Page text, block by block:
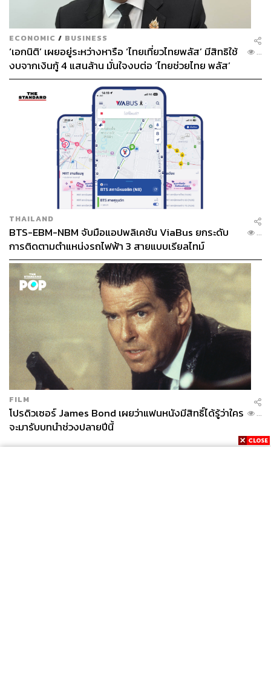
ECONOMIC / BUSINESS
‘เอกนิติ’ เผยอยู่ระหว่างหารือ ‘ไทยเที่ยวไทยพลัส’ มีสิทธิใช้
งบจากเงินกู้ 4 แสนล้าน มั่นใจงบต่อ ‘ไทยช่วยไทย พลัส’
เฟส 2 มีเพียงพอ
...
THAILAND
BTS-EBM-NBM จับมือแอปพลิเคชัน ViaBus ยกระดับ
การติดตามตำแหน่งรถไฟฟ้า 3 สายแบบเรียลไทม์
...
FILM
โปรดิวเซอร์ James Bond เผยว่าแฟนหนังมีสิทธิ์ได้รู้ว่าใคร
จะมารับบทนำช่วงปลายปีนี้
...